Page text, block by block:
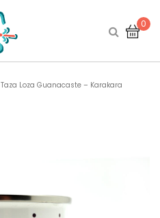
0
Taza Loza Guanacaste – Karakara